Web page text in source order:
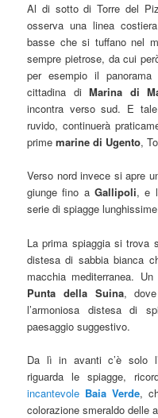
Al di sotto di Torre del
osserva una linea
basse che si tuffano nel
sempre pietrose, da cui
per esempio il
cittadina diMarina di
incontra verso sud. E
ruvido, continuerà
primemarine di Ugento,
Verso nord invece si apre
giunge fino aGallipoli, e
serie di spiagge
La prima spiaggia si trova
distesa di sabbia bianca
macchia mediterranea.
Punta della Suina,
l’armoniosa distesa di
paesaggio suggestivo.
Da lì in avanti c’è solo
riguarda le spiagge,
incantevole Baia Verde,
colorazione smeraldo delle